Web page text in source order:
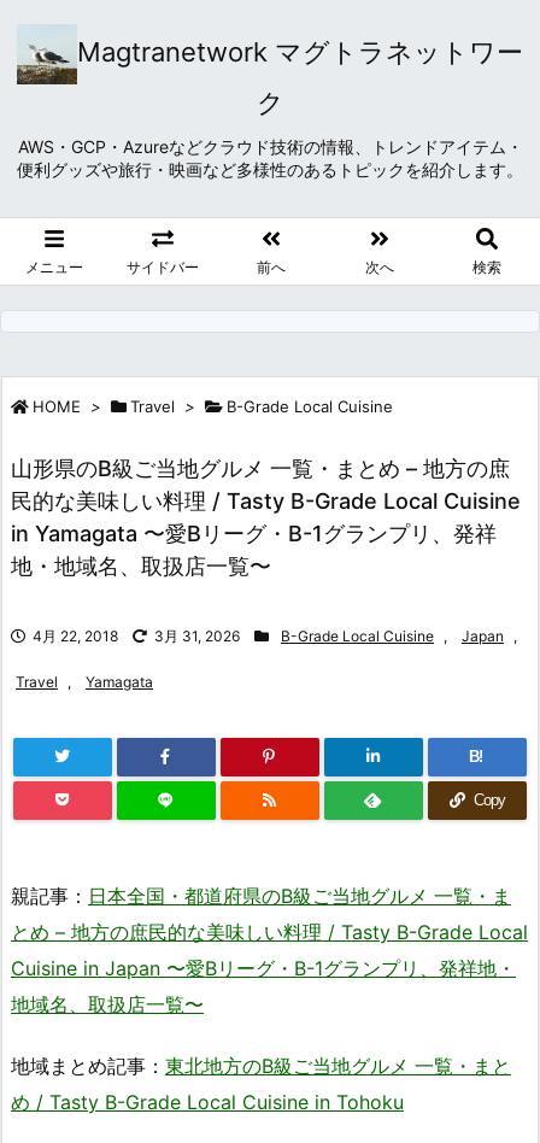
Magtranetwork マグトラネットワー
ク
AWS・GCP・Azureなどクラウド技術の情報、トレンドアイテム・
便利グッズや旅行・映画など多様性のあるトピックを紹介します。
メニュー サイドバー 前へ 次へ 検索
HOME > Travel > B-Grade Local Cuisine
山形県のB級ご当地グルメ 一覧・まとめ – 地方の庶
民的な美味しい料理 / Tasty B-Grade Local Cuisine
in Yamagata 〜愛Bリーグ・B-1グランプリ、発祥
地・地域名、取扱店一覧〜
4月 22, 2018 3月 31, 2026 B-Grade Local Cuisine , Japan ,
Travel , Yamagata
B!
Copy
親記事： 日本全国・都道府県のB級ご当地グルメ 一覧・ま
とめ – 地方の庶民的な美味しい料理 / Tasty B-Grade Local
Cuisine in Japan 〜愛Bリーグ・B-1グランプリ、発祥地・
地域名、取扱店一覧〜
地域まとめ記事： 東北地方のB級ご当地グルメ 一覧・まと
め / Tasty B-Grade Local Cuisine in Tohoku